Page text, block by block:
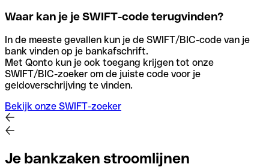
Waar kan je je SWIFT-code terugvinden?
In de meeste gevallen kun je de SWIFT/BIC-code van je
bank vinden op je bankafschrift.
Met Qonto kun je ook toegang krijgen tot onze
SWIFT/BIC-zoeker om de juiste code voor je
geldoverschrijving te vinden.
Bekijk onze SWIFT-zoeker
Je bankzaken stroomlijnen